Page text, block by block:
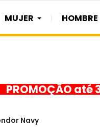
MUJER HOMBRE
PROMOÇÃO
Navy